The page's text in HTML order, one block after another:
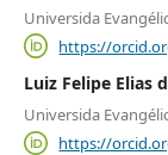
Universida
https://
Luiz Felipe Elias
Universida
https://